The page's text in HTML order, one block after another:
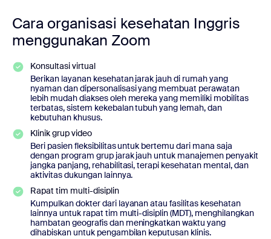
Cara organisasi kesehatan Inggris
menggunakan Zoom
Konsultasi virtual
Berikan layanan kesehatan jarak jauh di rumah yang
nyaman dan dipersonalisasi yang membuat perawatan
lebih mudah diakses oleh mereka yang memiliki mobilitas
terbatas, sistem kekebalan tubuh yang lemah, dan
kebutuhan khusus.
Klinik grup video
Beri pasien fleksibilitas untuk bertemu dari mana saja
dengan program grup jarak jauh untuk manajemen penyakit
jangka panjang, rehabilitasi, terapi kesehatan mental, dan
aktivitas dukungan lainnya.
Rapat tim multi-disiplin
Kumpulkan dokter dari layanan atau fasilitas kesehatan
lainnya untuk rapat tim multi-disiplin (MDT), menghilangkan
hambatan geografis dan meningkatkan waktu yang
dihabiskan untuk pengambilan keputusan klinis.